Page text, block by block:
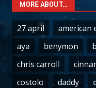
MORE ABOUT…
27 april american
aya
benymon
chris carroll
costolo
daddy